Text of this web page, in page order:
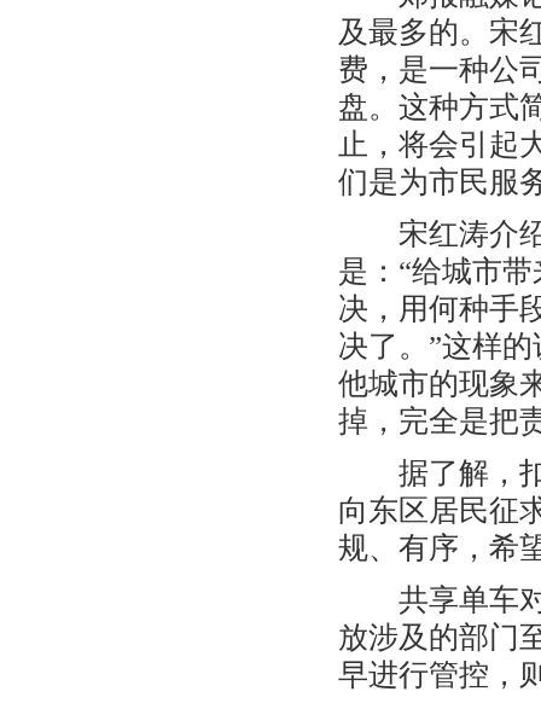
及最多的。宋
费，是一种公
盘。这种方式
止，将会引起
们是为市民服
宋红涛介绍
是：“给城市
决，用何种手
决了。”这样
他城市的现象
掉，完全是把
据了解，扣
向东区居民征
规、有序，希
共享单车对
放涉及的部门
早进行管控，